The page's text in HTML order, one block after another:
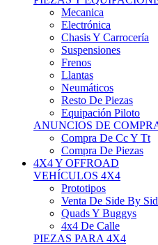
Electrónica
Chasis Y Carrocería
Suspensiones
Frenos
Llantas
Neumáticos
Resto De Piezas
Equipación Piloto
ANUNCIOS DE COMPRA
Compra De Cc Y Tt
Compra De Piezas
4X4 Y OFFROAD
VEHÍCULOS 4X4
Prototipos
Venta De Side By Side
Quads Y Buggys
4x4 De Calle
PIEZAS PARA 4X4
Mecánica